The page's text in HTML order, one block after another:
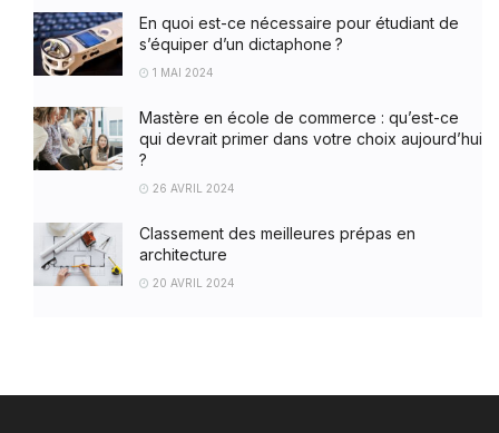
En quoi est-ce nécessaire pour étudiant de
s’équiper d’un dictaphone ?
1 MAI 2024
Mastère en école de commerce : qu’est-ce
qui devrait primer dans votre choix aujourd’hui
?
26 AVRIL 2024
Classement des meilleures prépas en
architecture
20 AVRIL 2024